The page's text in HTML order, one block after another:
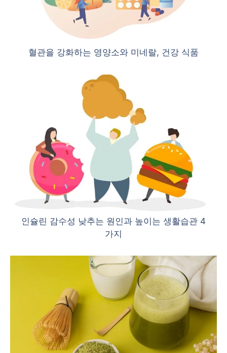
혈관을 강화하는 영양소와 미네랄, 건강 식품
인슐린 감수성 낮추는 원인과 높이는 생활습관 4
가지